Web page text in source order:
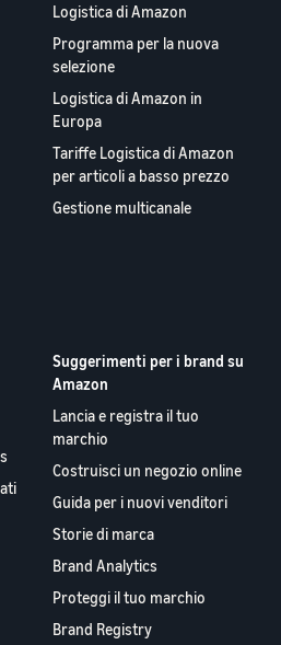
Logistica di Amazon
Programma per la nuova
selezione
Logistica di Amazon in
Europa
Tariffe Logistica di Amazon
per articoli a basso prezzo
Gestione multicanale
Suggerimenti per i brand su
Amazon
Lancia e registra il tuo
marchio
Costruisci un negozio online
Guida per i nuovi venditori
Storie di marca
Brand Analytics
Proteggi il tuo marchio
Brand Registry